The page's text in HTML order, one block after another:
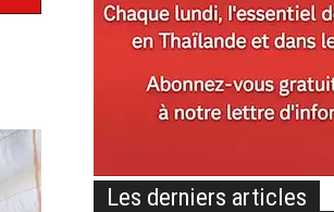
Les derniers articles